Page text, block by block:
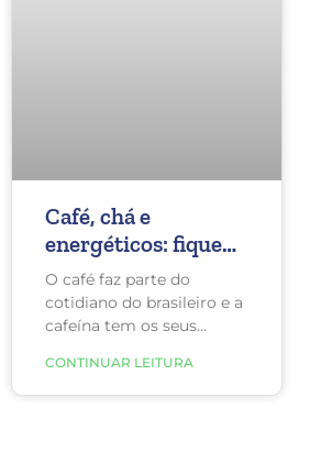
Café, chá e
energéticos: fique
atento aos riscos do
excesso de cafeína
O café faz parte do
cotidiano do brasileiro e a
cafeína tem os seus
consumo exagerado
dessa bebida pode trazer
CONTINUAR LEITURA